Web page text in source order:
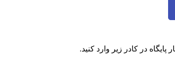
در کادر زیر وارد کنید.